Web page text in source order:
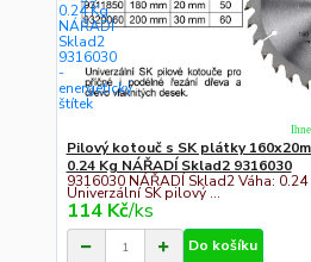
Pilový kotouč s SK plátky
0.24 Kg NÁŘADÍ Sklad2 9316030
9316030 NÁŘADÍ Sklad2 Váha:
Univerzální SK pilový ...
114 Kč/ks
Do košíku